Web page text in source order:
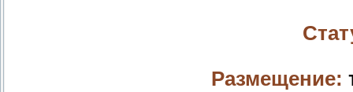
Размещение: